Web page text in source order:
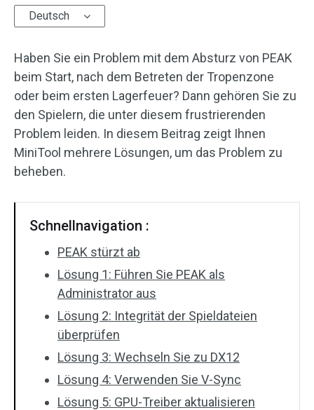
Deutsch
Haben Sie ein Problem mit dem Absturz von PEAK
beim Start, nach dem Betreten der Tropenzone
oder beim ersten Lagerfeuer? Dann gehören Sie zu
den Spielern, die unter diesem frustrierenden
Problem leiden. In diesem Beitrag zeigt Ihnen
MiniTool mehrere Lösungen, um das Problem zu
beheben.
Schnellnavigation :
PEAK stürzt ab
Lösung 1: Führen Sie PEAK als
Administrator aus
Lösung 2: Integrität der Spieldateien
überprüfen
Lösung 3: Wechseln Sie zu DX12
Lösung 4: Verwenden Sie V-Sync
Lösung 5: GPU-Treiber aktualisieren